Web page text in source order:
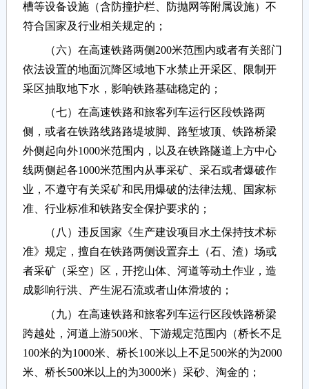
槽等设备设施（含防撞护栏、防抛网等附属设施）不
符合国家及行业相关规定的；
（六）在高速铁路两侧200米范围内或者有关部门
依法设置的地面沉降区域地下水禁止开采区、限制开
采区抽取地下水，影响铁路基础稳定的；
（七）在高速铁路和旅客列车运行区段铁路两
侧，或者在铁路线路路堤坡脚、路堑坡顶、铁路桥梁
外侧起向外1000米范围内，以及在铁路隧道上方中心
线两侧起各1000米范围内从事采矿、采石或者爆破作
业，不遵守有关采矿和民用爆破的法律法规、国家标
准、行业标准和铁路安全保护要求的；
（八）违反国家《生产建设项目水土保持技术标
准》规定，擅自在铁路两侧设置弃土（石、渣）场或
者采矿（采空）区，开挖山体、河道等动土作业，造
成影响行洪、产生泥石流或者山体滑坡的；
（九）在高速铁路和旅客列车运行区段铁路桥梁
跨越处，河道上游500米、下游规定范围内（桥长不足
100米的为1000米、桥长100米以上不足500米的为2000
米、桥长500米以上的为3000米）采砂、淘金的；